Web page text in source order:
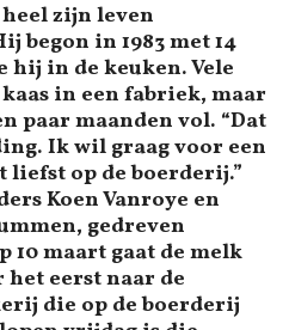
zijn leven
begon in 1983 met 14
hij in de keuken. Vele
in een fabriek, maar
paar maanden vol. “Dat
Ik wil graag voor een
op de boerderij.”
Koen Vanroye en
gedreven
10 maart gaat de melk
het eerst naar de
die op de boerderij